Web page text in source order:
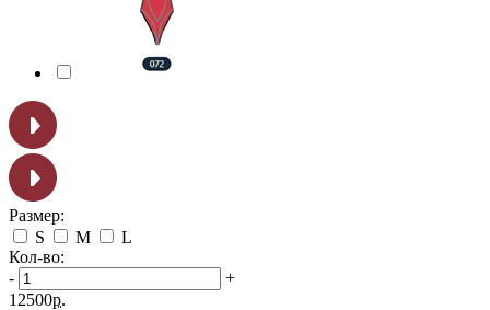
Размер:
S
M
L
Кол-во:
-
+
12500р.